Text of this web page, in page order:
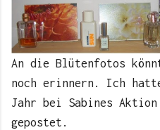
An die Blütenfotos
noch erinnern. Ich
Jahr bei Sabines Aktion
gepostet.